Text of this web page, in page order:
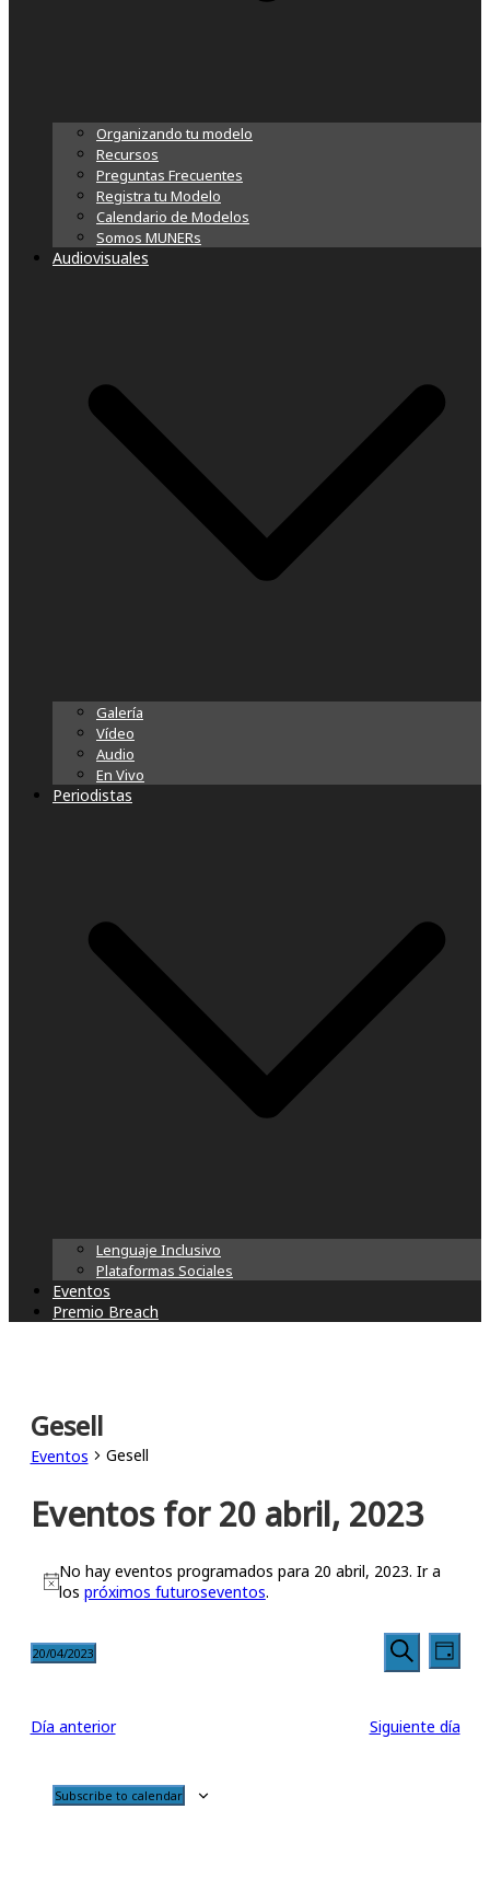
Organizando tu modelo
Recursos
Preguntas Frecuentes
Registra tu Modelo
Calendario de Modelos
Somos MUNERs
Audiovisuales
Galería
Vídeo
Audio
En Vivo
Periodistas
Lenguaje Inclusivo
Plataformas Sociales
Eventos
Premio Breach
Gesell
Eventos Gesell
Eventos for 20 abril, 2023
Notice
No hay eventos programados para 20 abril, 2023. Ir a
los próximos futuroseventos.
Buscar
Día
20/04/2023
Día anterior
Siguiente día
Subscribe to calendar